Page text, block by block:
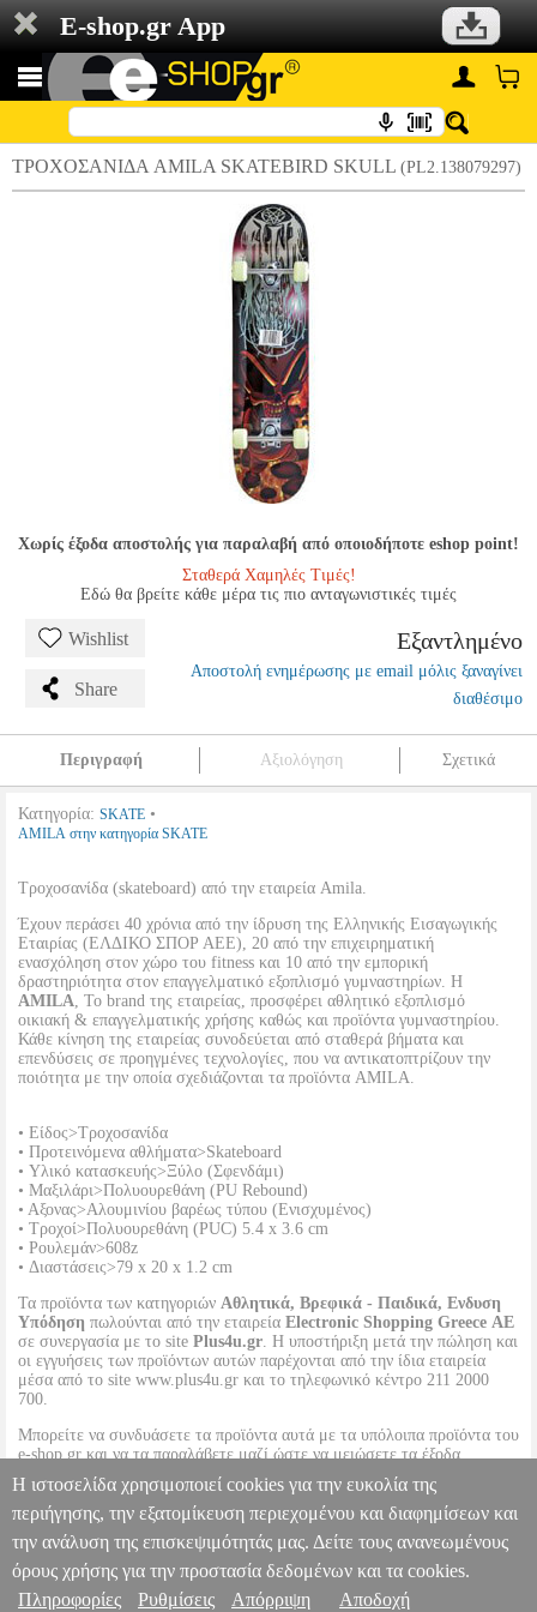
E-shop.gr App
ΤΡΟΧΟΣΑΝΙΔΑ AMILA SKATEBIRD SKULL (PL2.138079297)
Χωρίς έξοδα αποστολής για παραλαβή από οποιοδήποτε eshop point!
Σταθερά Χαμηλές Τιμές!
Εδώ θα βρείτε κάθε μέρα τις πιο ανταγωνιστικές τιμές
Wishlist
Share
Εξαντλημένο
Αποστολή ενημέρωσης με email μόλις ξαναγίνει
διαθέσιμο
Περιγραφή Αξιολόγηση Σχετικά
Κατηγορία: SKATE •
AMILA στην κατηγορία SKATE
Τροχοσανίδα (skateboard) από την εταιρεία Amila.
Έχουν περάσει 40 χρόνια από την ίδρυση της Ελληνικής Εισαγωγικής
Εταιρίας (ΕΛΔΙΚΟ ΣΠΟΡ ΑΕΕ), 20 από την επιχειρηματική
ενασχόληση στον χώρο του fitness και 10 από την εμπορική
δραστηριότητα στον επαγγελματικό εξοπλισμό γυμναστηρίων. Η
AMILA, Το brand της εταιρείας, προσφέρει αθλητικό εξοπλισμό
οικιακή & επαγγελματικής χρήσης καθώς και προϊόντα γυμναστηρίου.
Κάθε κίνηση της εταιρείας συνοδεύεται από σταθερά βήματα και
επενδύσεις σε προηγμένες τεχνολογίες, που να αντικατοπτρίζουν την
ποιότητα με την οποία σχεδιάζονται τα προϊόντα AMILA.
• Είδος>Τροχοσανίδα
• Προτεινόμενα αθλήματα>Skateboard
• Υλικό κατασκευής>Ξύλο (Σφενδάμι)
• Μαξιλάρι>Πολυουρεθάνη (PU Rebound)
• Αξονας>Αλουμινίου βαρέως τύπου (Ενισχυμένος)
• Τροχοί>Πολυουρεθάνη (PUC) 5.4 x 3.6 cm
• Ρουλεμάν>608z
• Διαστάσεις>79 x 20 x 1.2 cm
Τα προϊόντα των κατηγοριών Αθλητικά, Βρεφικά - Παιδικά, Ενδυση
Υπόδηση πωλούνται από την εταιρεία Electronic Shopping Greece ΑΕ
σε συνεργασία με το site Plus4u.gr. Η υποστήριξη μετά την πώληση και
οι εγγυήσεις των προϊόντων αυτών παρέχονται από την ίδια εταιρεία
μέσα από το site www.plus4u.gr και το τηλεφωνικό κέντρο 211 2000
700.
Μπορείτε να συνδυάσετε τα προϊόντα αυτά με τα υπόλοιπα προϊόντα του
e-shop.gr και να τα παραλάβετε μαζί ώστε να μειώσετε τα έξοδα
αποστολής. Μπορείτε επίσης να παραλάβετε από οποιοδήποτε eshop
point με μηδενικά έξοδα αποστολής ανεξαρτήτως ύψους παραγγελίας!
ΤΡΟΧΟΣΑΝΙΔΑ AMILA SKATEBIRD SKULL PL2.138079297
PL2.138079297AMILAAMILA SKATE Κατηγορία: SKATE
•AMILA στην κατηγορία SKATE Τροχοσανίδα (skateboard) από την
Πληροφορίες & Υπηρεσίες >
Η ιστοσελίδα χρησιμοποιεί cookies για την ευκολία της
περιήγησης, την εξατομίκευση περιεχομένου και διαφημίσεων και
την ανάλυση της επισκεψιμότητάς μας. Δείτε τους ανανεωμένους
όρους χρήσης για την προστασία δεδομένων και τα cookies.
Πληροφορίες
Ρυθμίσεις Απόρριψη Αποδοχή